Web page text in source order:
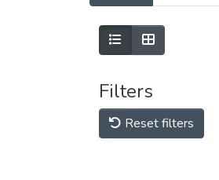
Filters
Reset filters